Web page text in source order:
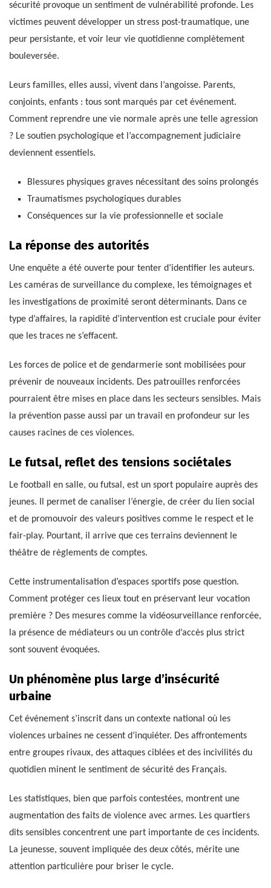
sécurité provoque un sentiment de vulnérabilité profonde. Les
victimes peuvent développer un stress post-traumatique, une
peur persistante, et voir leur vie quotidienne complètement
bouleversée.
Leurs familles, elles aussi, vivent dans l’angoisse. Parents,
conjoints, enfants : tous sont marqués par cet événement.
Comment reprendre une vie normale après une telle agression
? Le soutien psychologique et l’accompagnement judiciaire
deviennent essentiels.
Blessures physiques graves nécessitant des soins prolongés
Traumatismes psychologiques durables
Conséquences sur la vie professionnelle et sociale
La réponse des autorités
Une enquête a été ouverte pour tenter d’identifier les auteurs.
Les caméras de surveillance du complexe, les témoignages et
les investigations de proximité seront déterminants. Dans ce
type d’affaires, la rapidité d’intervention est cruciale pour éviter
que les traces ne s’effacent.
Les forces de police et de gendarmerie sont mobilisées pour
prévenir de nouveaux incidents. Des patrouilles renforcées
pourraient être mises en place dans les secteurs sensibles. Mais
la prévention passe aussi par un travail en profondeur sur les
causes racines de ces violences.
Le futsal, reflet des tensions sociétales
Le football en salle, ou futsal, est un sport populaire auprès des
jeunes. Il permet de canaliser l’énergie, de créer du lien social
et de promouvoir des valeurs positives comme le respect et le
fair-play. Pourtant, il arrive que ces terrains deviennent le
théâtre de règlements de comptes.
Cette instrumentalisation d’espaces sportifs pose question.
Comment protéger ces lieux tout en préservant leur vocation
première ? Des mesures comme la vidéosurveillance renforcée,
la présence de médiateurs ou un contrôle d’accès plus strict
sont souvent évoquées.
Un phénomène plus large d’insécurité
urbaine
Cet événement s’inscrit dans un contexte national où les
violences urbaines ne cessent d’inquiéter. Des affrontements
entre groupes rivaux, des attaques ciblées et des incivilités du
quotidien minent le sentiment de sécurité des Français.
Les statistiques, bien que parfois contestées, montrent une
augmentation des faits de violence avec armes. Les quartiers
dits sensibles concentrent une part importante de ces incidents.
La jeunesse, souvent impliquée des deux côtés, mérite une
attention particulière pour briser le cycle.